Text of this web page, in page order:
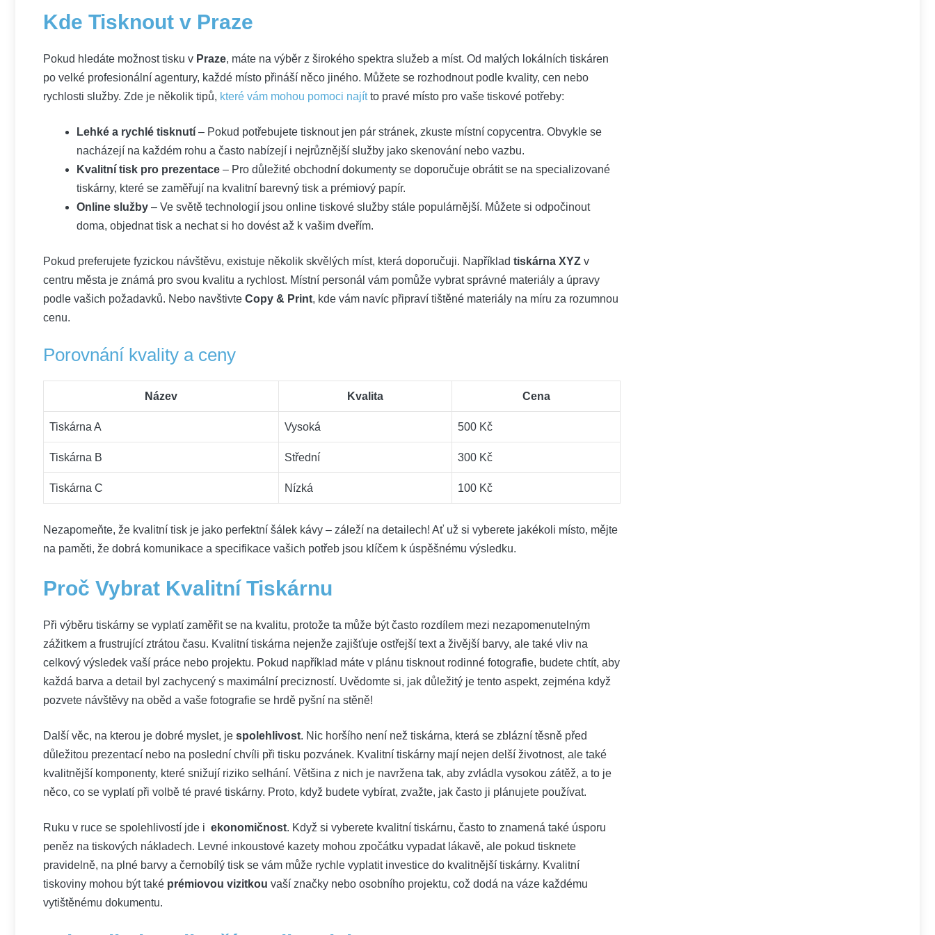
Kde Tisknout v Praze
Pokud hledáte možnost tisku v Praze, máte na výběr z širokého​ spektra služeb a míst. Od⁢ malých lokálních tiskáren⁤
po velké profesionální agentury, každé místo přináší něco jiného. Můžete se rozhodnout podle kvality, cen nebo
rychlosti služby. Zde je několik tipů, které vám mohou pomoci najítto pravé místo pro vaše tiskové potřeby:
Lehké a rychlé tisknutí – Pokud potřebujete tisknout jen pár stránek, zkuste místní copycentra. Obvykle se
nacházejí na ​každém rohu a často nabízejí i nejrůznější služby jako skenování nebo vazbu.
Kvalitní tisk pro prezentace – Pro důležité obchodní dokumenty se doporučuje obrátit se na specializované
tiskárny, které se zaměřují na kvalitní barevný tisk a prémiový papír.
Online služby – Ve světě​ technologií jsou online tiskové ⁢služby stále populárnější. ​Můžete si odpočinout
doma, objednat tisk a nechat si ho dovést až k vašim‌ dveřím.
Pokud preferujete fyzickou návštěvu, existuje několik skvělých míst, která doporučuji. Například tiskárna XYZ ⁢v
centru města je známá pro svou kvalitu a rychlost. Místní personál vám pomůže vybrat správné materiály⁤ a úpravy
podle vašich​ požadavků. Nebo navštivte Copy & Print, ​kde vám navíc připraví tištěné materiály na míru za rozumnou
cenu.
Porovnání kvality a ceny
Název Kvalita Cena
Tiskárna A Vysoká 500 Kč
Tiskárna B Střední 300 Kč
Tiskárna C Nízká 100‌ Kč
Nezapomeňte, že kvalitní tisk je jako perfektní šálek ‌kávy –⁤ záleží na detailech! Ať už si vyberete jakékoli místo, mějte
na paměti, že ⁤dobrá komunikace a specifikace vašich potřeb jsou klíčem⁣ k úspěšnému výsledku.
Proč Vybrat Kvalitní Tiskárnu
Při výběru tiskárny⁤ se vyplatí zaměřit se na ⁤kvalitu, protože ta může být často rozdílem mezi nezapomenutelným
zážitkem a frustrující ztrátou času. Kvalitní tiskárna nejenže zajišťuje ostřejší text a živější ‍barvy, ale také vliv na
celkový výsledek vaší⁤ práce nebo projektu. ​Pokud například máte v plánu tisknout rodinné fotografie, budete chtít, aby
každá barva a ⁤detail byl zachycený s maximální precizností. Uvědomte si,⁣ jak důležitý je tento aspekt, zejména když
pozvete návštěvy na ‍oběd a vaše fotografie se hrdě pyšní na stěně!
Další věc, ⁢na kterou je dobré myslet, je spolehlivost. Nic horšího není než tiskárna, která se zblázní těsně ⁢před
důležitou prezentací nebo na ‍poslední chvíli při tisku pozvánek. Kvalitní ​tiskárny mají ‍nejen delší životnost,​ ale⁤ také
kvalitnější komponenty, které snižují riziko selhání. Většina z nich je navržena tak, aby zvládla ​vysokou zátěž, a to je
něco, co se vyplatí při volbě té pravé tiskárny. Proto,⁢ když budete vybírat, zvažte, jak často ji plánujete používat.
Ruku v ruce se spolehlivostí jde i ⁤ ekonomičnost. Když si vyberete kvalitní tiskárnu, často to znamená také úsporu
peněz na tiskových nákladech. Levné ⁣inkoustové kazety mohou zpočátku vypadat lákavě, ale ‌pokud tisknete⁤
pravidelně, na plné ‍barvy a černobílý tisk se vám může rychle vyplatit investice ⁢do kvalitnější tiskárny. Kvalitní
tiskoviny mohou být také prémiovou vizitkou vaší značky nebo osobního projektu, což dodá na váze každému
vytištěnému dokumentu.